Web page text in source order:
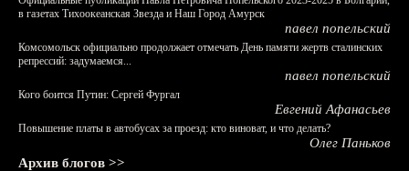
в газетах Тихоокеанская Звезда и Наш Город Амурск
павел попельский
Комсомольск официально продолжает отмечать День памяти жертв сталинских
репрессий: задумаемся...
павел попельский
Кого боится Путин: Сергей Фургал
Евгений Афанасьев
Повышение платы в автобусах за проезд: кто виноват, и что делать?
Олег Паньков
Архив блогов >>